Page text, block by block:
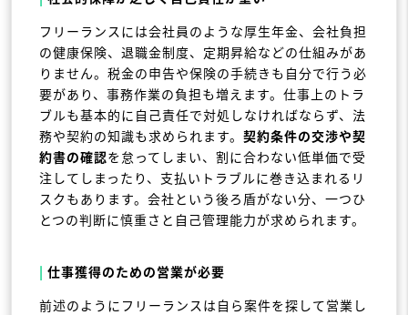
フリーランスには会社員のような厚生年金、会社負担
の健康保険、退職金制度、定期昇給などの仕組みがあ
りません。税金の申告や保険の手続きも自分で行う必
要があり、事務作業の負担も増えます。仕事上のトラ
ブルも基本的に自己責任で対処しなければならず、法
務や契約の知識も求められます。 契約条件の交渉や契
約書の確認を怠ってしまい、割に合わない低単価で受
注してしまったり、支払いトラブルに巻き込まれるリ
スクもあります。会社という後ろ盾がない分、一つひ
とつの判断に慎重さと自己管理能力が求められます。
| 仕事獲得のための営業が必要
前述のようにフリーランスは自ら案件を探して営業し